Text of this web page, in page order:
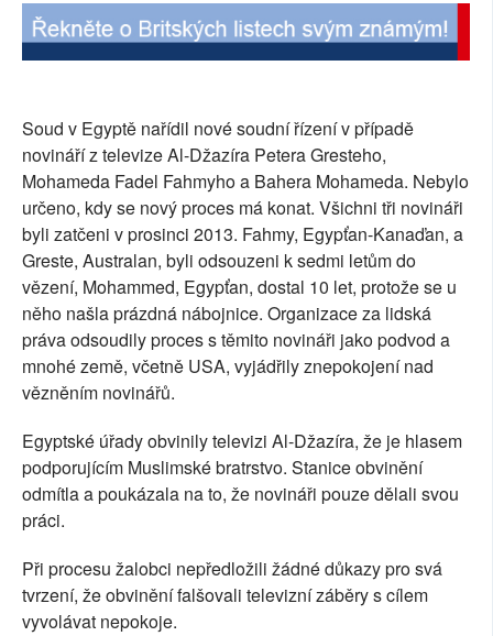
SOCIÁLNÍ SÍTĚ
PLNÁ VERZE STRÁNEK
Soud v Egyptě nařídil nové soudní řízení v případě
novináří z televize Al-Džazíra Petera Gresteho,
Mohameda Fadel Fahmyho a Bahera Mohameda. Nebylo
určeno, kdy se nový proces má konat. Všichni tři novináři
byli zatčeni v prosinci 2013. Fahmy, Egypťan-Kanaďan, a
Greste, Australan, byli odsouzeni k sedmi letům do
vězení, Mohammed, Egypťan, dostal 10 let, protože se u
něho našla prázdná nábojnice. Organizace za lidská
práva odsoudily proces s těmito novináři jako podvod a
mnohé země, včetně USA, vyjádřily znepokojení nad
vězněním novinářů.
Egyptské úřady obvinily televizi Al-Džazíra, že je hlasem
podporujícím Muslimské bratrstvo. Stanice obvinění
odmítla a poukázala na to, že novináři pouze dělali svou
práci.
Při procesu žalobci nepředložili žádné důkazy pro svá
tvrzení, že obvinění falšovali televizní záběry s cílem
vyvolávat nepokoje.